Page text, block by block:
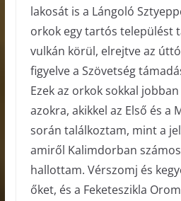
lakosát is a Lángoló
orkok egy tartós települést
vulkán körül, elrejtve az
figyelve a Szövetség
Ezek az orkok sokkal
azokra, akikkel az Első és a
során találkoztam, mint a
amiről Kalimdorban
hallottam. Vérszomj és
őket, és a Feketeszikla